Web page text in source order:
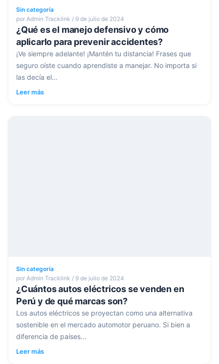
Sin categoría
por Admin Tracklink / 9 de julio de 2024
¿Qué es el manejo defensivo y cómo
aplicarlo para prevenir accidentes?
¡Ve siempre adelante! ¡Mantén tu distancia! Frases que
seguro oíste cuando aprendiste a manejar. No importa si
las decía el...
Leer más
Sin categoría
por Admin Tracklink / 9 de julio de 2024
¿Cuántos autos eléctricos se venden en
Perú y de qué marcas son?
Los autos eléctricos se proyectan como una alternativa
sostenible en el mercado automotor peruano. Si bien a
diferencia de países...
Leer más